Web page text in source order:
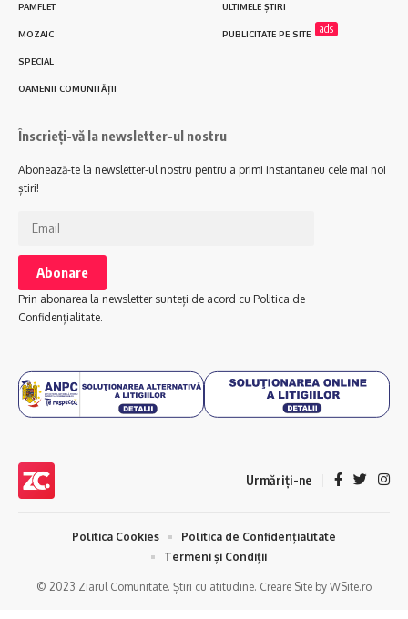
PAMFLET
MOZAIC
SPECIAL
OAMENII COMUNITĂȚII
ULTIMELE ȘTIRI
PUBLICITATE PE SITE ads
Înscrieți-vă la newsletter-ul nostru
Abonează-te la newsletter-ul nostru pentru a primi instantaneu cele mai noi
știri!
Prin abonarea la newsletter sunteți de acord cu Politica de
Confidențialitate.
Urmăriți-ne
© 2023 Ziarul Comunitate. Știri cu atitudine. Creare Site by WSite.ro
Politica Cookies
Politica de Confidențialitate
Termeni și Condiții